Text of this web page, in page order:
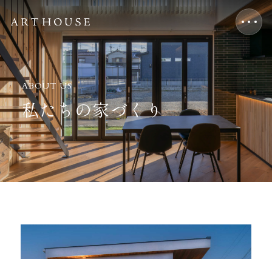
ABOUT US
私たちの家づくり